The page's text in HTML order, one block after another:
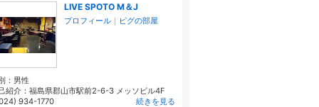
LIVE SPOTO M＆J
プロフィール ｜ ピグの部屋
： 男性
紹介：福島県郡山市駅前2-6-3 メッソビル4F
934-1770
続きを見る